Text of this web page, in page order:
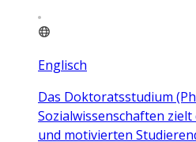
Englisch
Das Doktoratsstudium
Sozialwissenschaften
und motivierten